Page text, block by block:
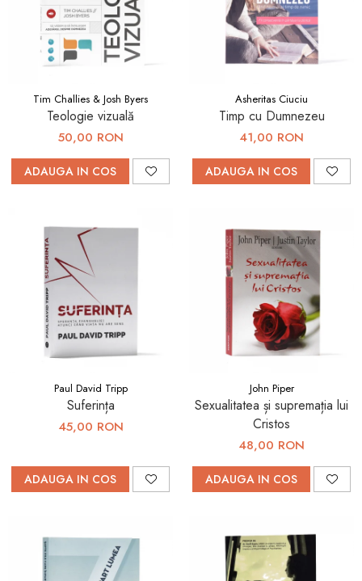
Tim Challies & Josh Byers
Teologie vizuală
50,00 RON
ADAUGA IN COS
Asheritas Ciuciu
Timp cu Dumnezeu
41,00 RON
ADAUGA IN COS
Paul David Tripp
Suferința
45,00 RON
ADAUGA IN COS
John Piper
Sexualitatea și supremația lui
Cristos
48,00 RON
ADAUGA IN COS